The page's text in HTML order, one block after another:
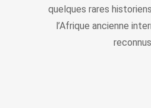
quelques rares
l’Afrique ancienne